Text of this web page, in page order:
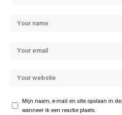
Mijn naam, e-mail en site opslaan in
wanneer ik een reactie plaats.